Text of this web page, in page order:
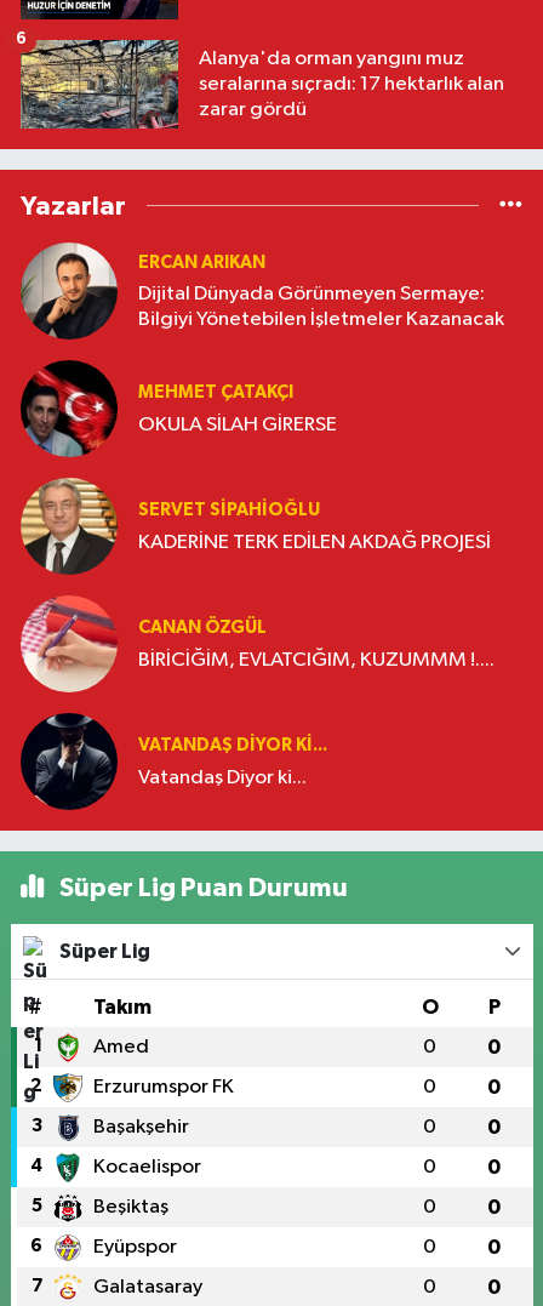
Alanya'da orman yangını muz
seralarına sıçradı: 17 hektarlık alan
zarar gördü
6
Yazarlar
ERCAN ARIKAN
Dijital Dünyada Görünmeyen Sermaye:
Bilgiyi Yönetebilen İşletmeler Kazanacak
MEHMET ÇATAKÇI
OKULA SİLAH GİRERSE
SERVET SİPAHİOĞLU
KADERİNE TERK EDİLEN AKDAĞ PROJESİ
CANAN ÖZGÜL
BİRİCİĞİM, EVLATCIĞIM, KUZUMMM !....
VATANDAŞ DIYOR KI...
Vatandaş Diyor ki...
Süper Lig Puan Durumu
Süper Lig
# Takım O P
1 Amed 0 0
2 Erzurumspor FK 0 0
3 Başakşehir 0 0
4 Kocaelispor 0 0
5 Beşiktaş 0 0
6 Eyüpspor 0 0
7 Galatasaray 0 0